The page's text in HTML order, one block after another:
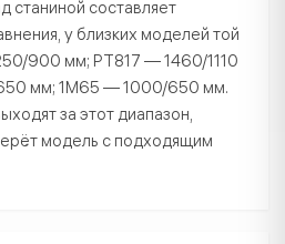
станиной составляет
у близких моделей той
900 мм; РТ817 — 1460/1110
мм; 1М65 — 1000/650 мм.
за этот диапазон,
модель с подходящим